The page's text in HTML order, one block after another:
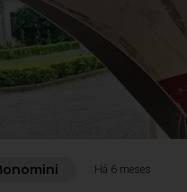
Há 6 meses